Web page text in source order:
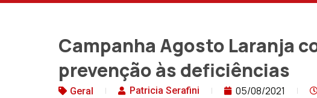
Campanha Agosto Laranja
prevenção às deficiências
Geral Patricia Serafini 05/08/2021